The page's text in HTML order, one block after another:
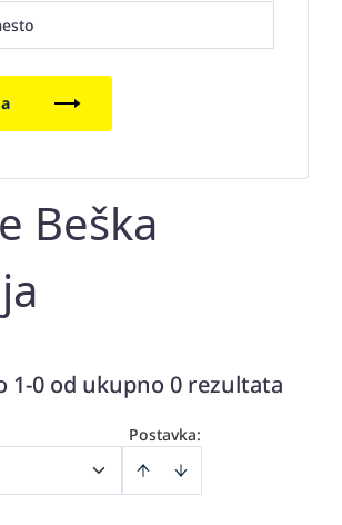
Beška
1-0 od ukupno 0 rezultata
Postavka: